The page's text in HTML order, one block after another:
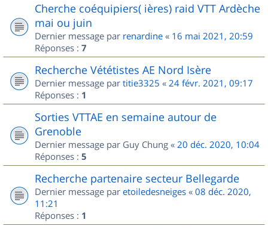
Cherche coéquipiers( ières) raid VTT Ardèche
mai ou juin
Dernier message par renardine « 16 mai 2021, 20:59
Réponses : 7
Recherche Vététistes AE Nord Isère
Dernier message par titie3325 « 24 févr. 2021, 09:17
Réponses : 1
Sorties VTTAE en semaine autour de
Grenoble
Dernier message par Guy Chung « 20 déc. 2020, 10:04
Réponses : 5
Recherche partenaire secteur Bellegarde
Dernier message par etoiledesneiges « 08 déc. 2020,
11:21
Réponses : 1